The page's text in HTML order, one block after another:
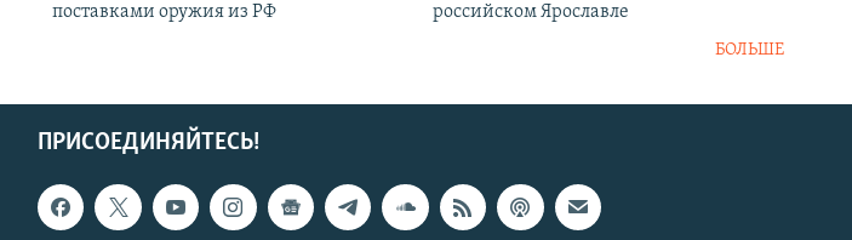
поставками оружия из РФ
российском Ярославле
БОЛЬШЕ
ПРИСОЕДИНЯЙТЕСЬ!